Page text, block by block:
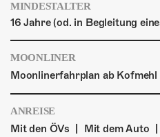
MINDESTALTER
16 Jahre (od. in Begleitung
MOONLINER
Moonlinerfahrplan ab Kofmehl
ANREISE
Mit den ÖVs Mit dem Auto